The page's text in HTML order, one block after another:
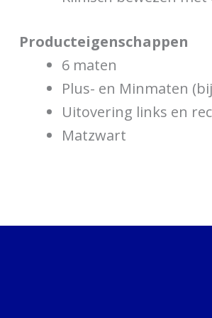
Producteigenschappen
6 maten
Plus- en Minmaten
Uitovering links en
Matzwart